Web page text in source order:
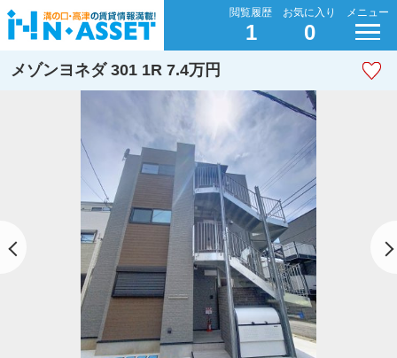
閲覧履歴
1
お気に入り
0
メニュー
メゾンヨネダ 301 1R 7.4万円